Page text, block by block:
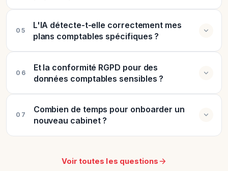
05
L'IA détecte-t-elle correctement mes
plans comptables spécifiques ?
06
Et la conformité RGPD pour des
données comptables sensibles ?
07
Combien de temps pour onboarder un
nouveau cabinet ?
Voir toutes les questions